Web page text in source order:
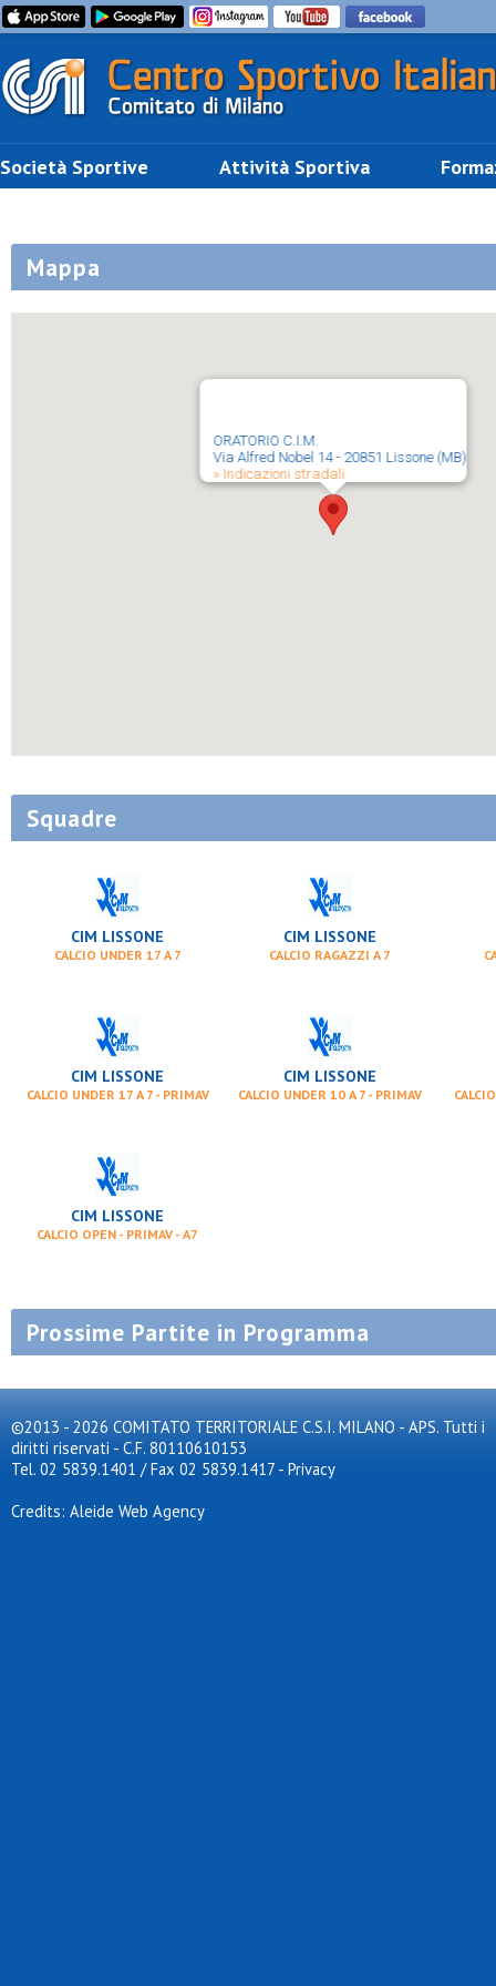
Società Sportive Attività Sportiva
Mappa
ORATORIO C.I.M.
Via Alfred Nobel 14 - 20851 Lissone (MB)
» Indicazioni stradali
Squadre
CIM LISSONE
CALCIO UNDER 17 A 7
CIM LISSONE
CALCIO RAGAZZI A 7
CIM LISSONE
CALCIO UNDER 17 A 7 - PRIMAV
CIM LISSONE
CALCIO UNDER 10 A 7 - PRIMAV
CIM LISSONE
CALCIO OPEN - PRIMAV - A7
Prossime Partite in Programma
©2013 - 2026 COMITATO TERRITORIALE C.S.I. MILANO - APS. Tutti i
diritti riservati - C.F. 80110610153
Tel. 02 5839.1401 / Fax 02 5839.1417 - Privacy
Credits: Aleide Web Agency